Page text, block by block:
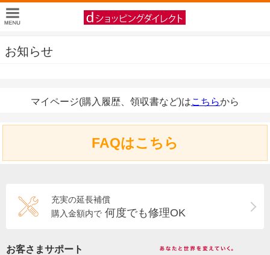
お知らせ
マイページ(購入履歴、領収書など)はこちらから
FAQはこちら
充実の延長補償
購入金額内で 何度でも修理OK
お客さまサポート